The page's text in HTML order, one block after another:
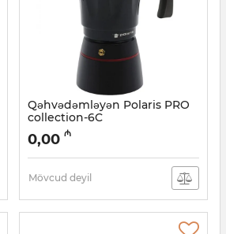
Qəhvədəmləyən Polaris PRO
collection-6C
Artikul: 005038489
0,00 ₼
Mövcud deyil